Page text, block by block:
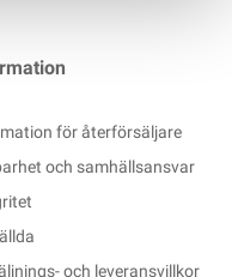
för återförsäljare
och samhällsansvar
och leveransvillkor